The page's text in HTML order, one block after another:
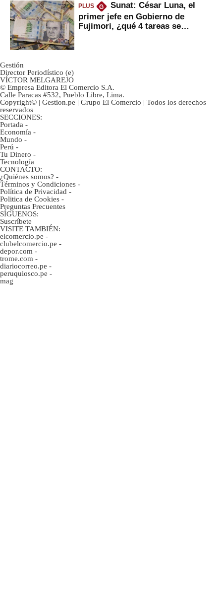
PLUS G
Sunat: César Luna, el
primer jefe en Gobierno de
Fujimori, ¿qué 4 tareas se
Gestión
Director Periodístico (e)
VÍCTOR MELGAREJO
© Empresa Editora El Comercio S.A.
Calle Paracas #532, Pueblo Libre, Lima.
Copyright© | Gestion.pe | Grupo El Comercio | Todos los derechos
reservados
SECCIONES:
Portada -
Economía -
Mundo -
Perú -
Tu Dinero -
Tecnología
CONTACTO:
¿Quiénes somos? -
Términos y Condiciones -
Política de Privacidad -
Politica de Cookies -
Preguntas Frecuentes
SÍGUENOS:
Suscríbete
VISITE TAMBIÉN:
elcomercio.pe -
clubelcomercio.pe -
depor.com -
trome.com -
diariocorreo.pe -
peruquiosco.pe -
mag